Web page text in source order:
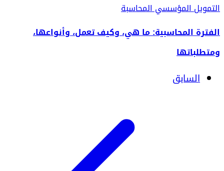
التمويل المؤسسيالمحاسبة
الفترة المحاسبية: ما هي، وكيف تعمل، وأنواعها،
ومتطلباتها
السابق